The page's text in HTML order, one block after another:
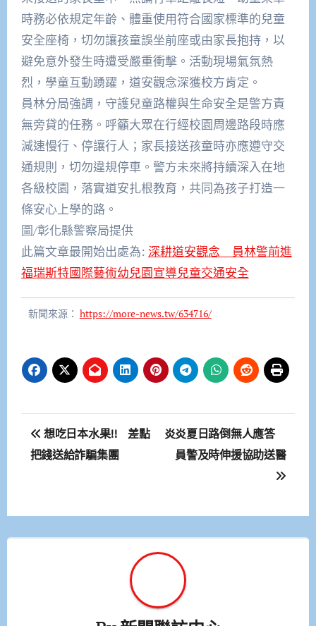
時務必依規定年齡、體重使用符合國家標準的兒童
安全座椅，切勿讓孩童誤坐前座或由家長抱持，以
避免意外發生時遭受嚴重衝擊。活動現場氣氛熱
烈，學童互動踴躍，道安觀念深獲校方肯定。
員林分局強調，守護兒童路權與生命安全是警方責
無旁貸的任務。呼籲大眾在行經校園周邊路段時應
減速慢行、停讓行人；家長接送孩童時亦應遵守交
通規則，切勿違規停車。警方未來將持續深入在地
各級校園，落實道安扎根教育，共同為孩子打造一
條安心上學的路。
圖/彰化縣警察局提供
此篇文章最開始出處為: 深耕道安觀念 員林警前進
福瑞斯特國際藝術幼兒園宣導兒童交通安全
新聞來源： https://more-news.tw/634716/
文
章
覽
想吃日本水果!! 差點
把錢送給詐騙集團
炎炎夏日路倒無人應答
員警及時伸援協助送醫